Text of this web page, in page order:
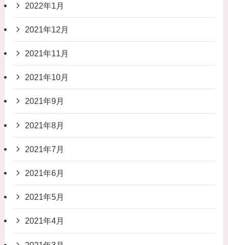
2022年1月
2021年12月
2021年11月
2021年10月
2021年9月
2021年8月
2021年7月
2021年6月
2021年5月
2021年4月